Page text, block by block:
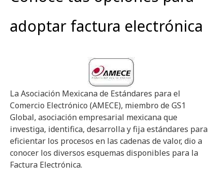
adoptar factura electrónica
La Asociación Mexicana de Estándares para el
Comercio Electrónico (AMECE), miembro de GS1
Global, asociación empresarial mexicana que
investiga, identifica, desarrolla y fija estándares para
eficientar los procesos en las cadenas de valor, dio a
conocer los diversos esquemas disponibles para la
Factura Electrónica.